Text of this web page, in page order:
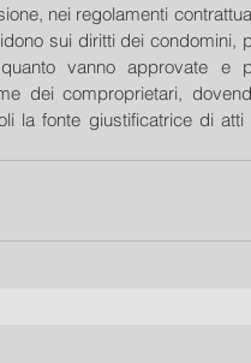
nei regolamenti
sui diritti dei condomini,
vanno approvate e
dei comproprietari,
la fonte giustificatrice di